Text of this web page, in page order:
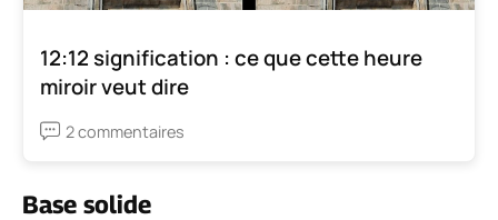
12:12 signification : ce que cette heure
miroir veut dire
2 commentaires
Base solide